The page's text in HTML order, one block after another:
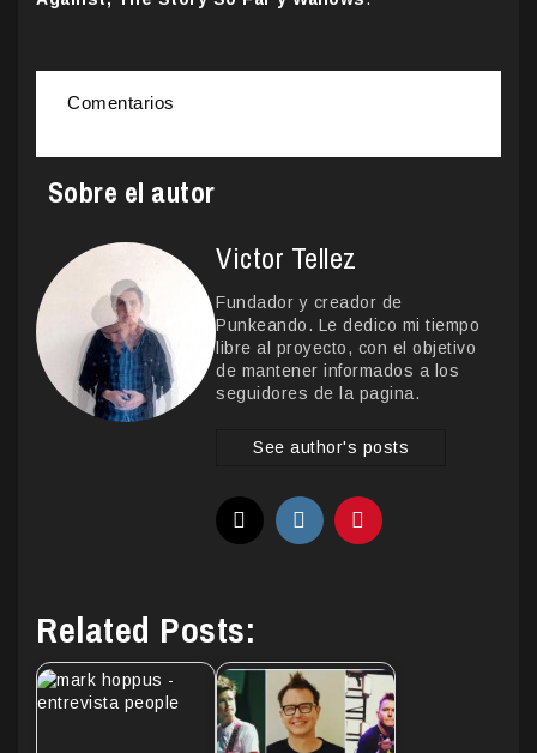
Comentarios
Sobre el autor
Victor Tellez
Fundador y creador de
Punkeando. Le dedico mi tiempo
libre al proyecto, con el objetivo
de mantener informados a los
seguidores de la pagina.
See author's posts
Related Posts: